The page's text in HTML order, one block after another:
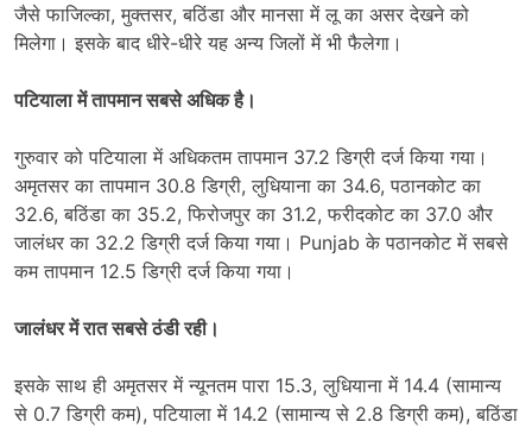
जैसे फाजिल्का, मुक्तसर, बठिंडा और मानसा में लू का असर देखने को
मिलेगा। इसके बाद धीरे-धीरे यह अन्य जिलों में भी फैलेगा।
पटियाला में तापमान सबसे अधिक है।
गुरुवार को पटियाला में अधिकतम तापमान 37.2 डिग्री दर्ज किया गया।
अमृतसर का तापमान 30.8 डिग्री, लुधियाना का 34.6, पठानकोट का
32.6, बठिंडा का 35.2, फिरोजपुर का 31.2, फरीदकोट का 37.0 और
जालंधर का 32.2 डिग्री दर्ज किया गया। Punjab के पठानकोट में सबसे
कम तापमान 12.5 डिग्री दर्ज किया गया।
जालंधर में रात सबसे ठंडी रही।
इसके साथ ही अमृतसर में न्यूनतम पारा 15.3, लुधियाना में 14.4 (सामान्य
से 0.7 डिग्री कम), पटियाला में 14.2 (सामान्य से 2.8 डिग्री कम), बठिंडा